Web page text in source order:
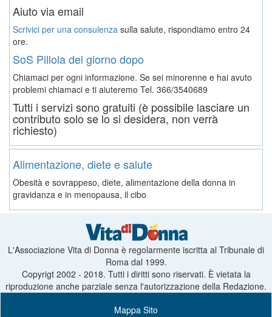
Aiuto via email
Scrivici per una consulenza sulla salute, rispondiamo entro 24
ore.
SoS Pillola del giorno dopo
Chiamaci per ogni informazione. Se sei minorenne e hai avuto
problemi chiamaci e ti aiuteremo Tel. 366/3540689
Tutti i servizi sono gratuiti (è possibile lasciare un
contributo solo se lo si desidera, non verrà
richiesto)
Alimentazione, diete e salute
Obesità e sovrappeso, diete, alimentazione della donna in
gravidanza e in menopausa, il cibo
L'Associazione Vita di Donna è regolarmente iscritta al Tribunale di
Roma dal 1999.
Copyrigt 2002 - 2018. Tutti i diritti sono riservati. È vietata la
riproduzione anche parziale senza l'autorizzazione della Redazione.
Mappa Sito